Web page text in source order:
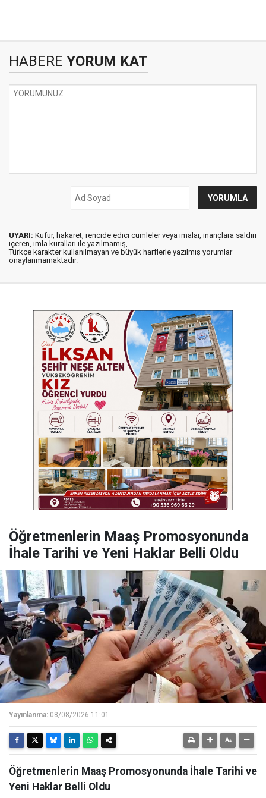
HABERE YORUM KAT
UYARI: Küfür, hakaret, rencide edici cümleler veya imalar, inançlara saldırı
içeren, imla kuralları ile yazılmamış,
Türkçe karakter kullanılmayan ve büyük harflerle yazılmış yorumlar
onaylanmamaktadır.
Öğretmenlerin Maaş Promosyonunda
İhale Tarihi ve Yeni Haklar Belli Oldu
Yayınlanma: 08/08/2026 11:01
Öğretmenlerin Maaş Promosyonunda İhale Tarihi ve
Yeni Haklar Belli Oldu